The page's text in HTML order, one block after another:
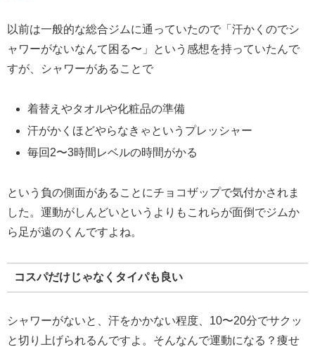
以前は一般的な総合ジムに通っていたので「汗かくのでシ
ャワーがないなんて困る〜」という感想を持っていたんで
すが、シャワーがあることで
着替えやタオルや化粧品の準備
汗がかくほどやらなきゃというプレッシャー
毎回2〜3時間レベルの時間がかる
という負の側面があることにチョコザップで気付かされま
した。運動がしんどいというよりもこれらが面倒でジムか
ら足が遠のくんですよね。
コスパだけじゃなくタイパも良い
シャワーがないと、汗をかかない程度、10〜20分でサクッ
と切り上げられるんですよ。そんなんで運動になる？痩せ